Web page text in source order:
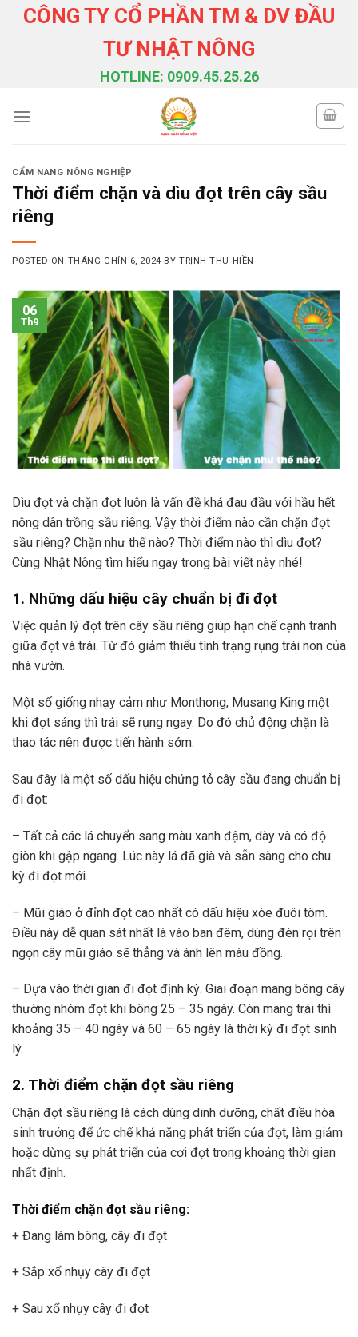
SkipCÔNG TY CỔ PHẦN TM & DV ĐẦU
TƯ NHẬT NÔNG
HOTLINE: 0909.45.25.26
CẨM NANG NÔNG NGHIỆP
Thời điểm chặn và dìu đọt trên cây sầu
riêng
POSTED ON THÁNG CHÍN 6, 2024 BY TRỊNH THU HIỀN
06
Th9
Dìu đọt và chặn đọt luôn là vấn đề khá đau đầu với hầu hết
nông dân trồng sầu riêng. Vậy thời điểm nào cần chặn đọt
sầu riêng? Chặn như thế nào? Thời điểm nào thì dìu đọt?
Cùng Nhật Nông tìm hiểu ngay trong bài viết này nhé!
1. Những dấu hiệu cây chuẩn bị đi đọt
Việc quản lý đọt trên cây sầu riêng giúp hạn chế cạnh tranh
giữa đọt và trái. Từ đó giảm thiểu tình trạng rụng trái non của
nhà vườn.
Một số giống nhạy cảm như Monthong, Musang King một
khi đọt sáng thì trái sẽ rụng ngay. Do đó chủ động chặn là
thao tác nên được tiến hành sớm.
Sau đây là một số dấu hiệu chứng tỏ cây sầu đang chuẩn bị
đi đọt:
– Tất cả các lá chuyển sang màu xanh đậm, dày và có độ
giòn khi gập ngang. Lúc này lá đã già và sẵn sàng cho chu
kỳ đi đọt mới.
– Mũi giáo ở đỉnh đọt cao nhất có dấu hiệu xòe đuôi tôm.
Điều này dễ quan sát nhất là vào ban đêm, dùng đèn rọi trên
ngọn cây mũi giáo sẽ thẳng và ánh lên màu đồng.
– Dựa vào thời gian đi đọt định kỳ. Giai đoạn mang bông cây
thường nhóm đọt khi bông 25 – 35 ngày. Còn mang trái thì
khoảng 35 – 40 ngày và 60 – 65 ngày là thời kỳ đi đọt sinh
lý.
2. Thời điểm chặn đọt sầu riêng
Chặn đọt sầu riêng là cách dùng dinh dưỡng, chất điều hòa
sinh trưởng để ức chế khả năng phát triển của đọt, làm giảm
hoặc dừng sự phát triển của cơi đọt trong khoảng thời gian
nhất định.
Thời điểm chặn đọt sầu riêng:
+ Đang làm bông, cây đi đọt
+ Sắp xổ nhụy cây đi đọt
+ Sau xổ nhụy cây đi đọt